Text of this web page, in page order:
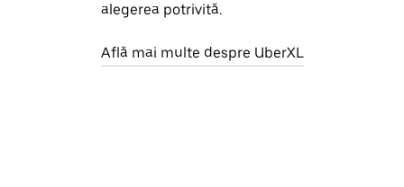
alegerea potrivită.
Află mai multe despre UberXL